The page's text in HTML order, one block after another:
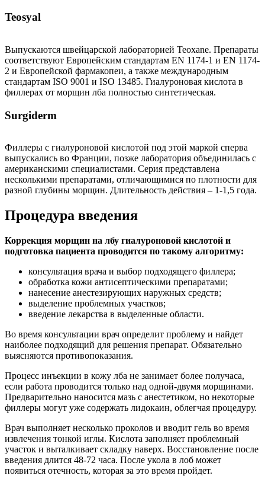
Teosyal
Выпускаются швейцарской лабораторией Teoxane. Препараты
соответствуют Европейским стандартам EN 1174-1 и EN 1174-
2 и Европейской фармакопеи, а также международным
стандартам ISO 9001 и ISO 13485. Гиалуроновая кислота в
филлерах от морщин лба полностью синтетическая.
Surgiderm
Филлеры с гиалуроновой кислотой под этой маркой сперва
выпускались во Франции, позже лаборатория объединилась с
американскими специалистами. Серия представлена
несколькими препаратами, отличающимися по плотности для
разной глубины морщин. Длительность действия – 1-1,5 года.
Процедура введения
Коррекция морщин на лбу гиалуроновой кислотой и
подготовка пациента проводится по такому алгоритму:
консультация врача и выбор подходящего филлера;
обработка кожи антисептическими препаратами;
нанесение анестезирующих наружных средств;
выделение проблемных участков;
введение лекарства в выделенные области.
Во время консультации врач определит проблему и найдет
наиболее подходящий для решения препарат. Обязательно
выясняются противопоказания.
Процесс инъекции в кожу лба не занимает более получаса,
если работа проводится только над одной-двумя морщинами.
Предварительно наносится мазь с анестетиком, но некоторые
филлеры могут уже содержать лидокаин, облегчая процедуру.
Врач выполняет несколько проколов и вводит гель во время
извлечения тонкой иглы. Кислота заполняет проблемный
участок и выталкивает складку наверх. Восстановление после
введения длится 48-72 часа. После укола в лоб может
появиться отечность, которая за это время пройдет.